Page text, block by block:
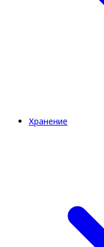
Хранение